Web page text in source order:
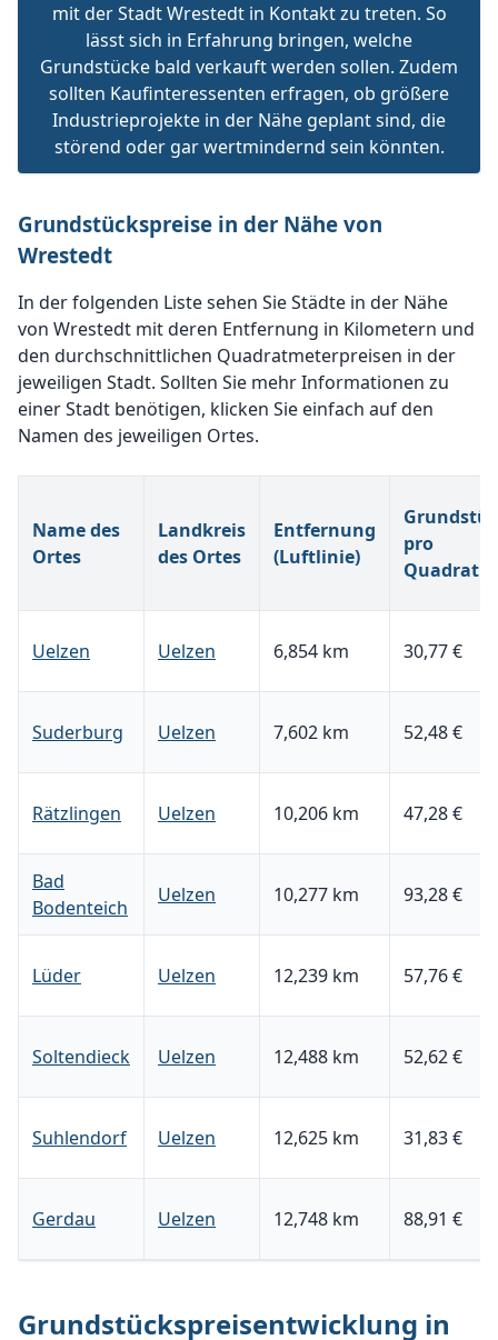
mit der Stadt Wrestedt in Kontakt zu treten. So
lässt sich in Erfahrung bringen, welche
Grundstücke bald verkauft werden sollen. Zudem
sollten Kaufinteressenten erfragen, ob größere
Industrieprojekte in der Nähe geplant sind, die
störend oder gar wertmindernd sein könnten.
Grundstückspreise in der Nähe von
Wrestedt
In der folgenden Liste sehen Sie Städte in der Nähe
von Wrestedt mit deren Entfernung in Kilometern und
den durchschnittlichen Quadratmeterpreisen in der
jeweiligen Stadt. Sollten Sie mehr Informationen zu
einer Stadt benötigen, klicken Sie einfach auf den
Namen des jeweiligen Ortes.
Name des
Ortes
Landkreis
des Ortes
Entfernung
(Luftlinie)
pro
Uelzen Uelzen 6,854 km 30,77 €
Suderburg Uelzen 7,602 km 52,48 €
Rätzlingen Uelzen 10,206 km 47,28 €
Bad
Bodenteich
Uelzen 10,277 km 93,28 €
Lüder Uelzen 12,239 km 57,76 €
Soltendieck Uelzen 12,488 km 52,62 €
Suhlendorf Uelzen 12,625 km 31,83 €
Gerdau Uelzen 12,748 km 88,91 €
Grundstückspreisentwicklung in